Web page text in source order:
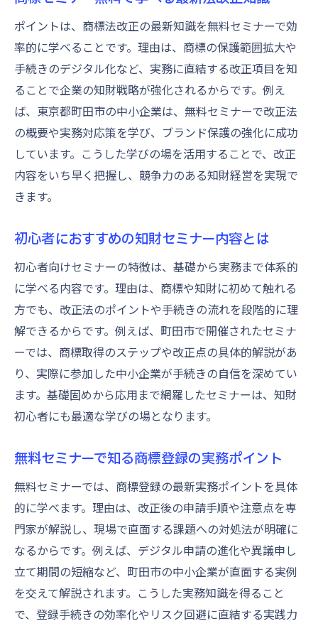
ポイントは、商標法改正の最新知識を無料セミナーで効
率的に学べることです。理由は、商標の保護範囲拡大や
手続きのデジタル化など、実務に直結する改正項目を知
ることで企業の知財戦略が強化されるからです。例え
ば、東京都町田市の中小企業は、無料セミナーで改正法
の概要や実務対応策を学び、ブランド保護の強化に成功
しています。こうした学びの場を活用することで、改正
内容をいち早く把握し、競争力のある知財経営を実現で
きます。
初心者におすすめの知財セミナー内容とは
初心者向けセミナーの特徴は、基礎から実務まで体系的
に学べる内容です。理由は、商標や知財に初めて触れる
方でも、改正法のポイントや手続きの流れを段階的に理
解できるからです。例えば、町田市で開催されたセミナ
ーでは、商標取得のステップや改正点の具体的解説があ
り、実際に参加した中小企業が手続きの自信を深めてい
ます。基礎固めから応用まで網羅したセミナーは、知財
初心者にも最適な学びの場となります。
無料セミナーで知る商標登録の実務ポイント
無料セミナーでは、商標登録の最新実務ポイントを具体
的に学べます。理由は、改正後の申請手順や注意点を専
門家が解説し、現場で直面する課題への対処法が明確に
なるからです。例えば、デジタル申請の進化や異議申し
立て期間の短縮など、町田市の中小企業が直面する実例
を交えて解説されます。こうした実務知識を得ること
で、登録手続きの効率化やリスク回避に直結する実践力